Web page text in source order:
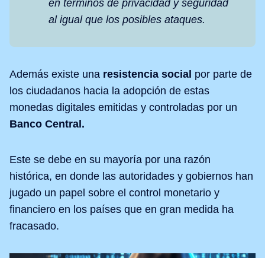
en términos de privacidad y seguridad
al igual que los posibles ataques.
Además existe una resistencia social por parte de
los ciudadanos hacia la adopción de estas
monedas digitales emitidas y controladas por un
Banco Central.
Este se debe en su mayoría por una razón
histórica, en donde las autoridades y gobiernos han
jugado un papel sobre el control monetario y
financiero en los países que en gran medida ha
fracasado.